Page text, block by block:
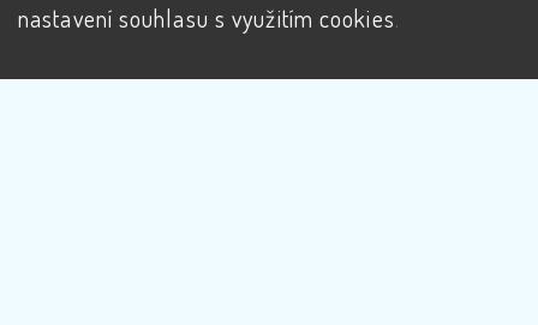
nastavení souhlasu s využitím cookies.